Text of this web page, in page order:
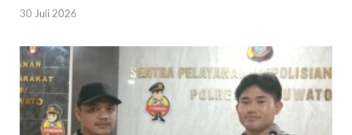
30 Juli 2026